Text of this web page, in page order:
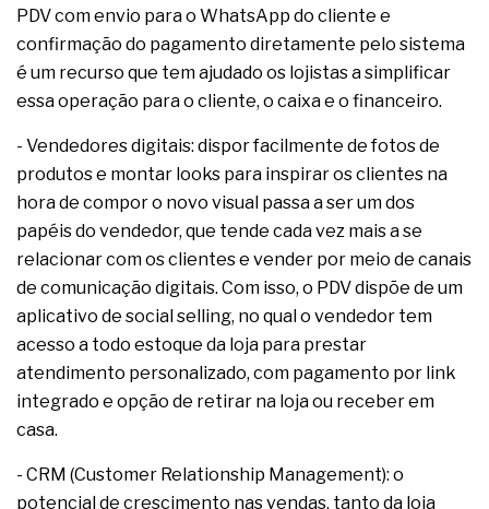
PDV com envio para o WhatsApp do cliente e
confirmação do pagamento diretamente pelo sistema
é um recurso que tem ajudado os lojistas a simplificar
essa operação para o cliente, o caixa e o financeiro.
- Vendedores digitais: dispor facilmente de fotos de
produtos e montar looks para inspirar os clientes na
hora de compor o novo visual passa a ser um dos
papéis do vendedor, que tende cada vez mais a se
relacionar com os clientes e vender por meio de canais
de comunicação digitais. Com isso, o PDV dispõe de um
aplicativo de social selling, no qual o vendedor tem
acesso a todo estoque da loja para prestar
atendimento personalizado, com pagamento por link
integrado e opção de retirar na loja ou receber em
casa.
- CRM (Customer Relationship Management): o
potencial de crescimento nas vendas, tanto da loja